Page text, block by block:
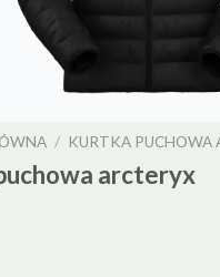
/ KURTKA PUCHOWA
arcteryx